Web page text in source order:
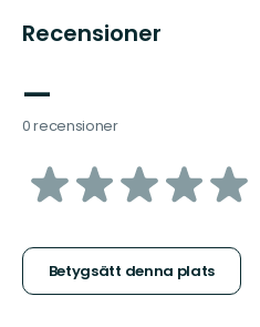
Recensioner
—
0 recensioner
av
stjärnor
Betygsätt denna plats